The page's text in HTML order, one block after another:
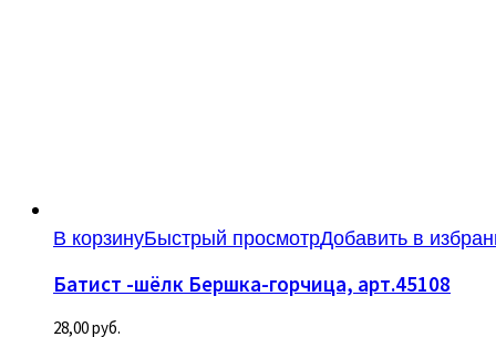
В корзинуБыстрый просмотрДобавить в
Батист -шёлк Бершка-горчица, арт.45108
28,00руб.